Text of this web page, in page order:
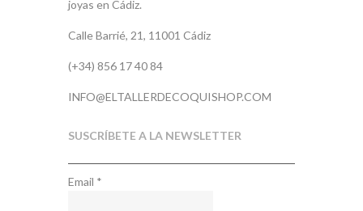
joyas en Cádiz.
Calle Barrié, 21, 11001 Cádiz
(+34) 856 17 40 84
INFO@ELTALLERDECOQUISHOP.COM
SUSCRÍBETE A LA NEWSLETTER
Email *